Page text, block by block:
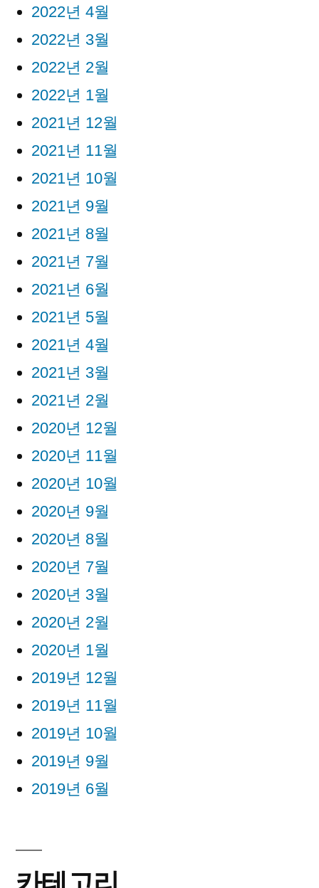
2022년 4월
2022년 3월
2022년 2월
2022년 1월
2021년 12월
2021년 11월
2021년 10월
2021년 9월
2021년 8월
2021년 7월
2021년 6월
2021년 5월
2021년 4월
2021년 3월
2021년 2월
2020년 12월
2020년 11월
2020년 10월
2020년 9월
2020년 8월
2020년 7월
2020년 3월
2020년 2월
2020년 1월
2019년 12월
2019년 11월
2019년 10월
2019년 9월
2019년 6월